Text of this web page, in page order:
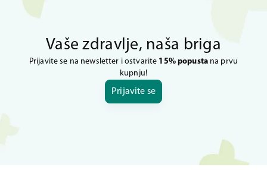
Vaše zdravlje, naša briga
Prijavite se na newsletter i ostvarite 15% popustana prvu
kupnju!
Prijavite se